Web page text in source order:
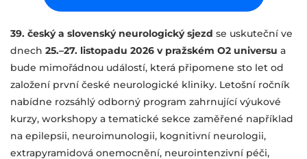
39. český a slovenský neurologický sjezd se uskuteční ve
dnech 25.–27. listopadu 2026 v pražském O2 universu a
bude mimořádnou událostí, která připomene sto let od
založení první české neurologické kliniky. Letošní ročník
nabídne rozsáhlý odborný program zahrnující výukové
kurzy, workshopy a tematické sekce zaměřené například
na epilepsii, neuroimunologii, kognitivní neurologii,
extrapyramidová onemocnění, neurointenzivní péči,